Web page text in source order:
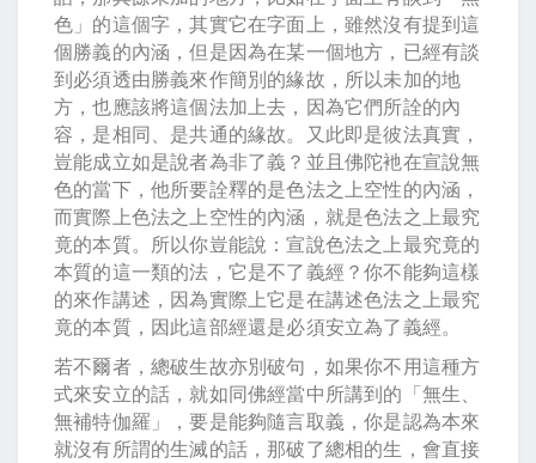
色」的這個字，其實它在字面上，雖然沒有提到這
個勝義的內涵，但是因為在某一個地方，已經有談
到必須透由勝義來作簡別的緣故，所以未加的地
方，也應該將這個法加上去，因為它們所詮的內
容，是相同、是共通的緣故。又此即是彼法真實，
豈能成立如是說者為非了義？並且佛陀衪在宣說無
色的當下，他所要詮釋的是色法之上空性的內涵，
而實際上色法之上空性的內涵，就是色法之上最究
竟的本質。所以你豈能說：宣說色法之上最究竟的
本質的這一類的法，它是不了義經？你不能夠這樣
的來作講述，因為實際上它是在講述色法之上最究
竟的本質，因此這部經還是必須安立為了義經。
若不爾者，總破生故亦別破句，如果你不用這種方
式來安立的話，就如同佛經當中所講到的「無生、
無補特伽羅」，要是能夠隨言取義，你是認為本來
就沒有所謂的生滅的話，那破了總相的生，會直接